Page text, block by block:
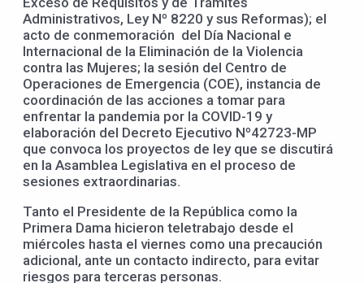
Administrativos, Ley Nº 8220 y sus Reformas); el
acto de conmemoración del Día Nacional e
Internacional de la Eliminación de la Violencia
contra las Mujeres; la sesión del Centro de
Operaciones de Emergencia (COE), instancia de
coordinación de las acciones a tomar para
enfrentar la pandemia por la COVID-19 y
elaboración del Decreto Ejecutivo Nº42723-MP
que convoca los proyectos de ley que se discutirá
en la Asamblea Legislativa en el proceso de
sesiones extraordinarias.
Tanto el Presidente de la República como la
Primera Dama hicieron teletrabajo desde el
miércoles hasta el viernes como una precaución
adicional, ante un contacto indirecto, para evitar
riesgos para terceras personas.